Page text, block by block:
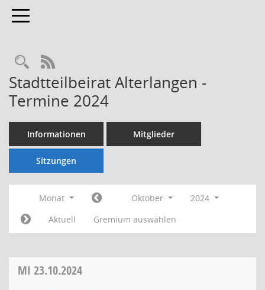
Toggle navigation
Rechercheauswahl
RSS-Feed
Stadtteilbeirat Alterlangen -
Termine 2024
Informationen Mitglieder
Sitzungen
Monat Oktober
2024
Aktuell
Gremium auswählen
MI 23.10.2024